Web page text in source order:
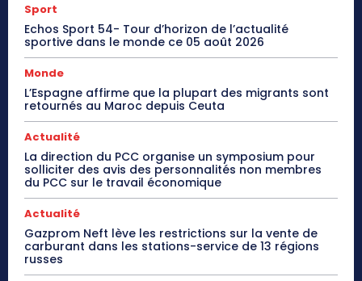
Sport
Echos Sport 54- Tour d’horizon de l’actualité
sportive dans le monde ce 05 août 2026
Monde
L’Espagne affirme que la plupart des migrants sont
retournés au Maroc depuis Ceuta
Actualité
La direction du PCC organise un symposium pour
solliciter des avis des personnalités non membres
du PCC sur le travail économique
Actualité
Gazprom Neft lève les restrictions sur la vente de
carburant dans les stations-service de 13 régions
russes